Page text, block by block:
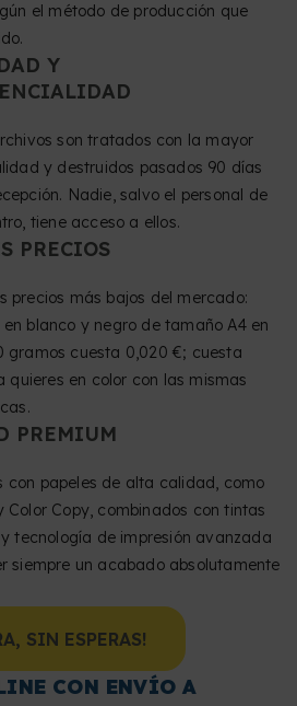
el método de producción que
Y
son tratados con la mayor
y destruidos pasados 90 días
Nadie, salvo el personal de
tiene acceso a ellos.
PRECIOS
precios más bajos del mercado:
blanco y negro de tamaño A4 en
gramos cuesta 0,020 €; cuesta
quieres en color con las mismas
PREMIUM
con papeles de alta calidad, como
Color Copy, combinados con tintas
tecnología de impresión avanzada
siempre un acabado absolutamente
SIN ESPERAS!
CON ENVÍO A